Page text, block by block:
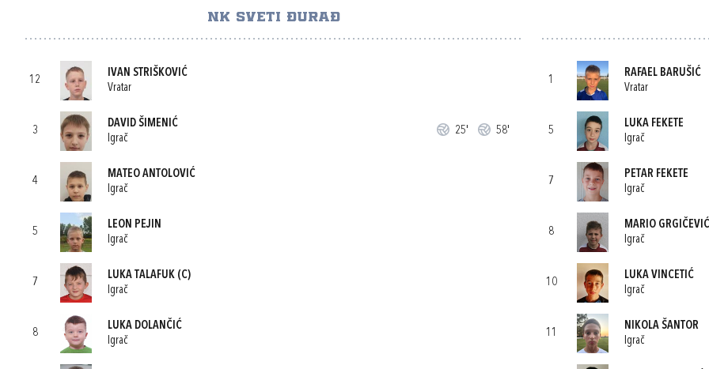
NK SVETI ĐURAĐ
12
IVAN STRIŠKOVIĆ
Vratar
3
DAVID ŠIMENIĆ
Igrač
25' 58'
4
MATEO ANTOLOVIĆ
Igrač
5
LEON PEJIN
Igrač
7
LUKA TALAFUK (C)
Igrač
8
LUKA DOLANČIĆ
Igrač
1
RAFAEL BARUŠIĆ
Vratar
5
LUKA FEKETE
Igrač
7
PETAR FEKETE
Igrač
8
MARIO GRGIČEVIĆ
Igrač
10
LUKA VINCETIĆ
Igrač
11
NIKOLA ŠANTOR
Igrač